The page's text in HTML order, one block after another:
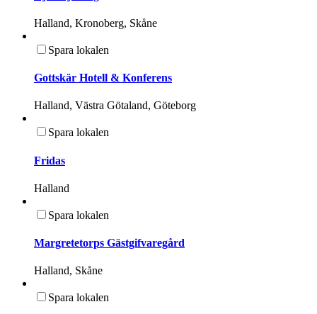
Halland, Kronoberg, Skåne
Spara lokalen
Gottskär Hotell & Konferens
Halland, Västra Götaland, Göteborg
Spara lokalen
Fridas
Halland
Spara lokalen
Margretetorps Gästgifvaregård
Halland, Skåne
Spara lokalen